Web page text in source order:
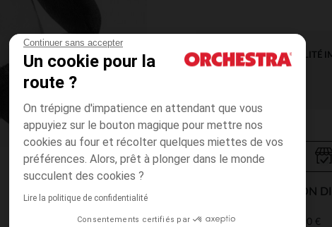
Continuer sans accepter
Un cookie pour la
route ?
On trépigne d'impatience en attendant que vous
appuyiez sur le bouton magique pour mettre nos
cookies au four et récolter quelques miettes de vos
préférences. Alors, prêt à plonger dans le monde
succulent des cookies ?
Lire la politique de confidentialité
Consentements certifiés par
DISPONIBILITÉ
MODES DE LIVRAISON
Point Relais 4,90 €